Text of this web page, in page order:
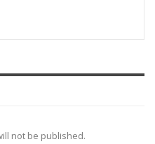
not be published.